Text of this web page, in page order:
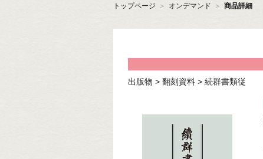
トップページ ＞ オンデマンド ＞ 商品詳細
出版物 > 翻刻資料 > 続群書類従